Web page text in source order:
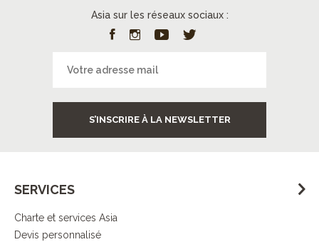
Asia sur les réseaux sociaux :
S’INSCRIRE À LA NEWSLETTER
SERVICES
Charte et services Asia
Devis personnalisé